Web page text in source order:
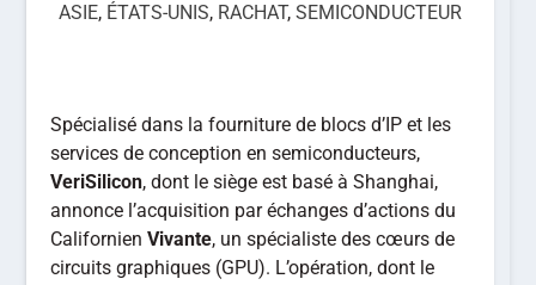
ASIE, ÉTATS-UNIS, RACHAT,SEMICONDUCTEUR
Spécialisé dans la fourniture de blocs d’IP et les
services de conception en semiconducteurs,
VeriSilicon, dont le siège est basé à Shanghai,
annonce l’acquisition par échanges d’actions du
CalifornienVivante, un spécialiste des cœurs de
circuits graphiques (GPU). L’opération, dont le